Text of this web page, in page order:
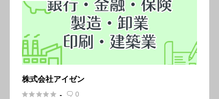
株式会社アイゼン
 -  0